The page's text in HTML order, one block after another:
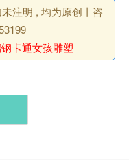
注明 , 均为原创丨咨
卡通女孩雕塑